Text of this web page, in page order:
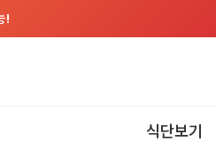
!
식단보기